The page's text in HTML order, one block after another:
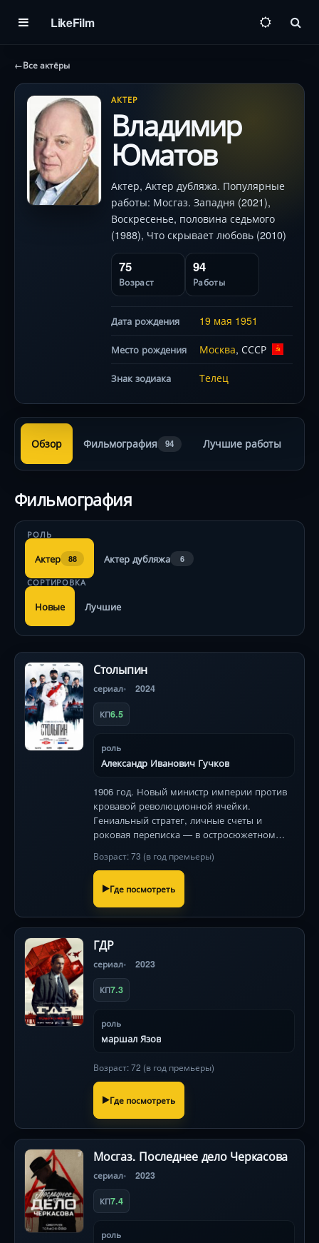
LikeFilm
←Все актёры
АКТЕР
Владимир
Юматов
Актер, Актер дубляжа. Популярные
работы: Мосгаз. Западня (2021),
Воскресенье, половина седьмого
(1988), Что скрывает любовь (2010)
75
Возраст
94
Работы
Дата рождения 19 мая 1951
Место рождения Москва, СССР
Знак зодиака Телец
Обзор Фильмография 94 Лучшие работы
Фильмография
РОЛЬ
Актер 88 Актер дубляжа 6
СОРТИРОВКА
Новые Лучшие
Столыпин
сериал 2024
КП6.5
роль
Александр Иванович Гучков
1906 год. Новый министр империи против
кровавой революционной ячейки.
Гениальный стратег, личные счеты и
роковая переписка — в остросюжетном
реформатора.
Возраст: 73 (в год премьеры)
Где посмотреть
ГДР
сериал 2023
КП7.3
роль
маршал Язов
Возраст: 72 (в год премьеры)
Где посмотреть
Мосгаз. Последнее дело Черкасова
сериал 2023
КП7.4
роль